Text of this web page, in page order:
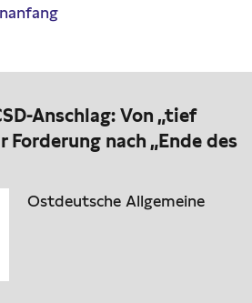
Anschlag: Von „tief
nach „Ende des
Ostdeutsche Allgemeine